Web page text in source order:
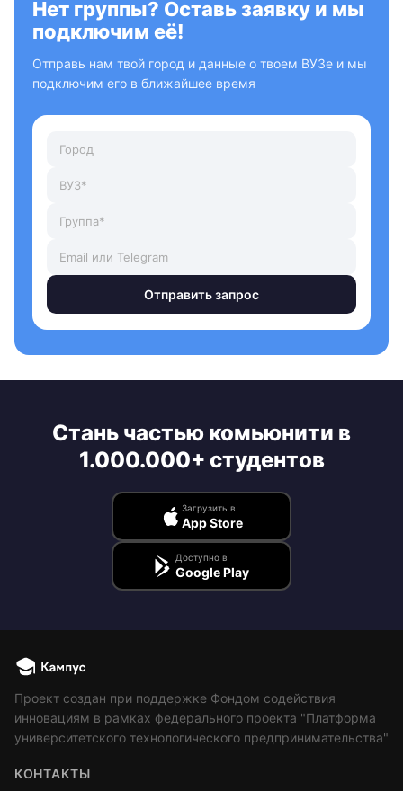
Нет группы? Оставь заявку и мы
подключим её!
Отправь нам твой город и данные о твоем ВУЗе и мы
подключим его в ближайшее время
Отправить запрос
Стань частью комьюнити в
1.000.000+ студентов
Загрузить в
App Store
Доступно в
Google Play
Проект создан при поддержке Фондом содействия
инновациям в рамках федерального проекта "Платформа
университетского технологического предпринимательства"
КОНТАКТЫ